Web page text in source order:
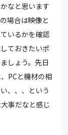
なと思います
場合は映像と
いるかを確認
ておきたいポ
しょう。先日
PCと機材の相
、、、という
事だなと感じ